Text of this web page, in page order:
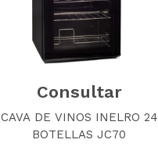
Consultar
CAVA DE VINOS INELRO 24
BOTELLAS JC70